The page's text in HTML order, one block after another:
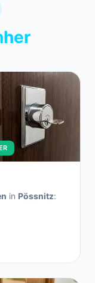
in Pössnitz: